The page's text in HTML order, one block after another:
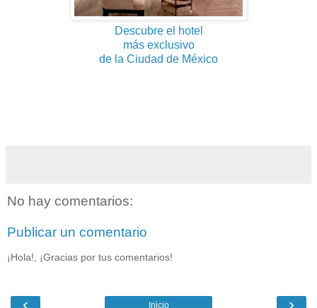
Descubre el hotel
más exclusivo
de la Ciudad de México
No hay comentarios:
Publicar un comentario
¡Hola!, ¡Gracias por tus comentarios!
‹ ›
Inicio